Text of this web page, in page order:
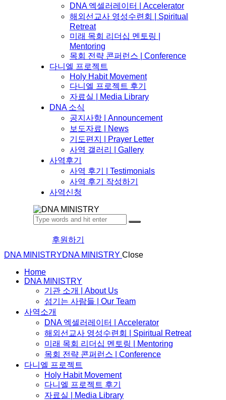
DNA 엑셀러레이터​ | Accelerator
해외선교사 영성수련회 | Spiritual
Retreat
미래 목회 리더십 멘토링 |
Mentoring
목회 전략 콘퍼런스 | Conference
다니엘 프로젝트
Holy Habit Movement
다니엘 프로젝트 후기
자료실 | Media Library
DNA 소식
공지사항 | Announcement
보도자료 | News
기도편지 | Prayer Letter
사역 갤러리 | Gallery
사역후기
사역 후기 | Testimonials
사역 후기 작성하기
사역신청
후원하기
DNA MINISTRYDNA MINISTRY Close
Home
DNA MINISTRY
기관 소개 | About Us
섬기는 사람들 | Our Team
사역소개
DNA 엑셀러레이터​ | Accelerator
해외선교사 영성수련회 | Spiritual Retreat
미래 목회 리더십 멘토링 | Mentoring
목회 전략 콘퍼런스 | Conference
다니엘 프로젝트
Holy Habit Movement
다니엘 프로젝트 후기
자료실 | Media Library